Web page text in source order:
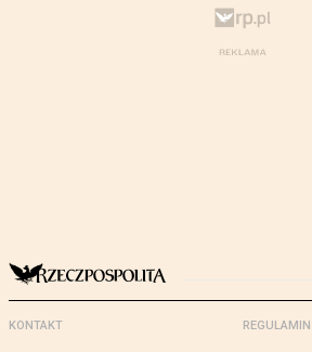
KONTAKT REGULAMIN